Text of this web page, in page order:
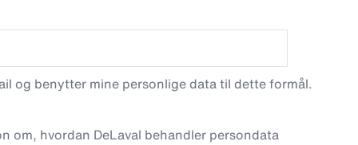
og benytter mine personlige data til dette formål.
om, hvordan DeLaval behandler persondata